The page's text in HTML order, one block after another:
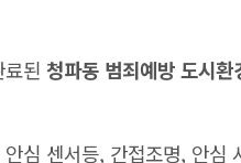
된 청파동 범죄예방 도시
심 센서등, 간접조명, 안심